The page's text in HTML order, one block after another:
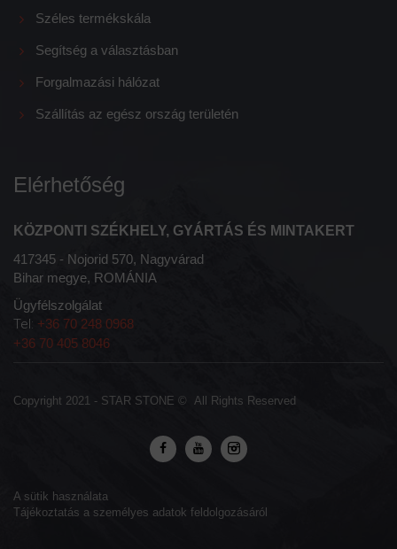
Széles termékskála
Segítség a választásban
Forgalmazási hálózat
Szállítás az egész ország területén
Elérhetőség
KÖZPONTI SZÉKHELY, GYÁRTÁS ÉS MINTAKERT
417345 - Nojorid 570, Nagyvárad
Bihar megye, ROMÁNIA
Ügyfélszolgálat
Tel: +36 70 248 0968
+36 70 405 8046
Copyright 2021 - STAR STONE © All Rights Reserved
A sütik használata
Tájékoztatás a személyes adatok feldolgozásáról